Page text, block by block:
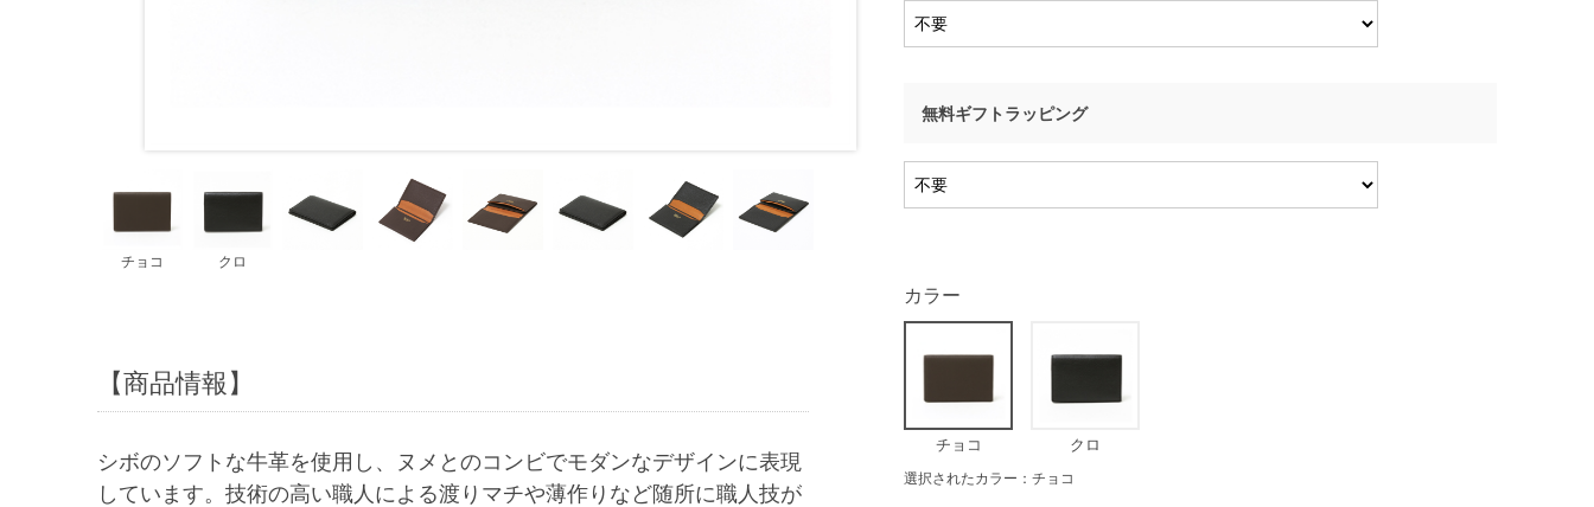
チョコ クロ
【商品情報】
シボのソフトな牛革を使用し、ヌメとのコンビでモダンなデザインに表現
しています。技術の高い職人による渡りマチや薄作りなど随所に職人技が
無料ギフトラッピング
カラー
チョコ クロ
選択されたカラー：チョコ